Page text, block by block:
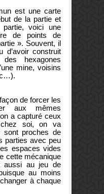
est une carte
de la partie et
voici une
de points de
». Souvent, il
d’avoir construit
hexagones
mine, voisins
de forcer les
aux mêmes
a capturé ceux
soi, on va
sont proches de
parties avec peu
espaces vides
cette mécanique
aussi au jeu de
au moins
à chaque